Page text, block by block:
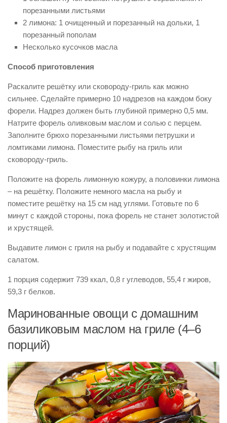
порезанными листьями
2 лимона: 1 очищенный и порезанный на дольки, 1
порезанный пополам
Несколько кусочков масла
Способ приготовления
Раскалите решётку или сковороду-гриль как можно
сильнее. Сделайте примерно 10 надрезов на каждом боку
форели. Надрез должен быть глубиной примерно 0,5 мм.
Натрите форель оливковым маслом и солью с перцем.
Заполните брюхо порезанными листьями петрушки и
ломтиками лимона. Поместите рыбу на гриль или
сковороду-гриль.
Положите на форель лимонную кожуру, а половинки лимона
– на решётку. Положите немного масла на рыбу и
поместите решётку на 15 см над углями. Готовьте по 6
минут с каждой стороны, пока форель не станет золотистой
и хрустящей.
Выдавите лимон с гриля на рыбу и подавайте с хрустящим
салатом.
1 порция содержит 739 ккал, 0,8 г углеводов, 55,4 г жиров,
59,3 г белков.
Маринованные овощи с домашним
базиликовым маслом на гриле (4–6
порций)